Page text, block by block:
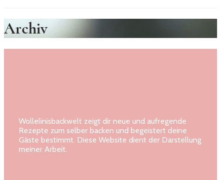
Archiv
Wollelinisbackwelt zeigt dir neue und aufregende
Rezepte zum selber backen und begeistert deine
Gäste bestimmt. Diese Website dient der Darstellung
meiner Arbeit.